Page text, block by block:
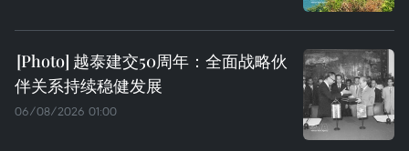
越泰建交50周年：全面战略伙
伴关系持续稳健发展
06/08/2026 01:00